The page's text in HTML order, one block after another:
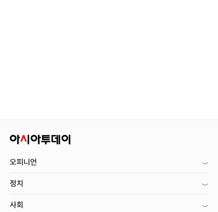
오피니언
정치
사회